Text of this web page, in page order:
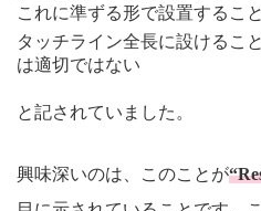
これに準ずる形で設置すること
タッチライン全長に設けるこ
は適切ではない
と記されていました。
興味深いのは、このことが